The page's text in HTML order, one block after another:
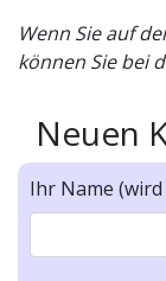
Wenn Sie auf
können Sie bei
Neuen
Ihr Name